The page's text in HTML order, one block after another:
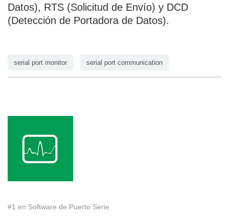
Datos), RTS (Solicitud de Envío) y DCD
(Detección de Portadora de Datos).
serial port monitor serial port communication
#1 en Software de Puerto Serie